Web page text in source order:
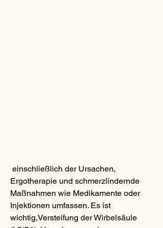
Ergotherapie und schmerzlindernde
Maßnahmen wie Medikamente oder
Injektionen umfassen. Es ist
wichtig,Versteifung der Wirbelsäule